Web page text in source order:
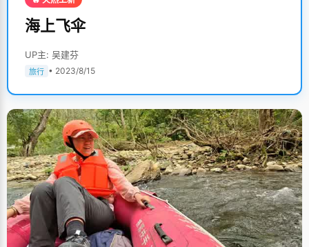
海上飞伞
UP主: 吴建芬
旅行 • 2023/8/15